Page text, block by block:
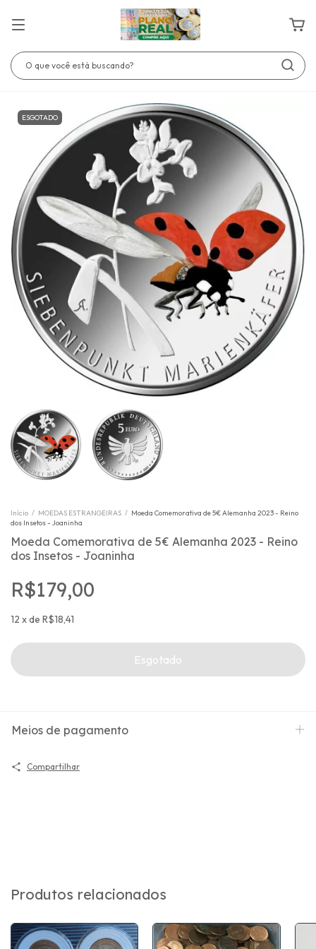
ESGOTADO
Início / MOEDAS ESTRANGEIRAS / Moeda Comemorativa de 5€ Alemanha 2023 - Reino
dos Insetos - Joaninha
Moeda Comemorativa de 5€ Alemanha 2023 - Reino
dos Insetos - Joaninha
R$179,00
12 xde R$18,41
Meios de pagamento
Compartilhar
Produtos relacionados